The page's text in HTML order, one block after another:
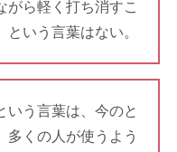
がら軽く打ち消すこ
いう言葉はない。
いう言葉は、今のと
多くの人が使うよう